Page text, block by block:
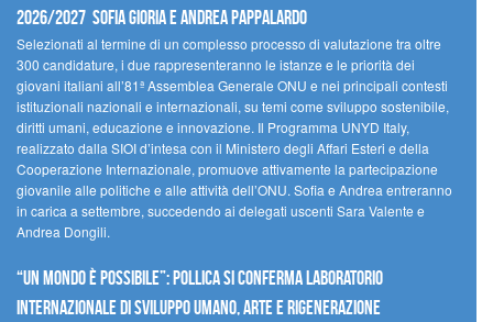
2026/2027 Sofia Gioria e Andrea Pappalardo
Selezionati al termine di un complesso processo di valutazione tra oltre
300 candidature, i due rappresenteranno le istanze e le priorità dei
giovani italiani all’81ª Assemblea Generale ONU e nei principali contesti
istituzionali nazionali e internazionali, su temi come sviluppo sostenibile,
diritti umani, educazione e innovazione. Il Programma UNYD Italy,
realizzato dalla SIOI d’intesa con il Ministero degli Affari Esteri e della
Cooperazione Internazionale, promuove attivamente la partecipazione
giovanile alle politiche e alle attività dell’ONU. Sofia e Andrea entreranno
in carica a settembre, succedendo ai delegati uscenti Sara Valente e
Andrea Dongili.
“UN MONDO È POSSIBILE”: POLLICA SI CONFERMA LABORATORIO
INTERNAZIONALE DI SVILUPPO UMANO, ARTE E RIGENERAZIONE